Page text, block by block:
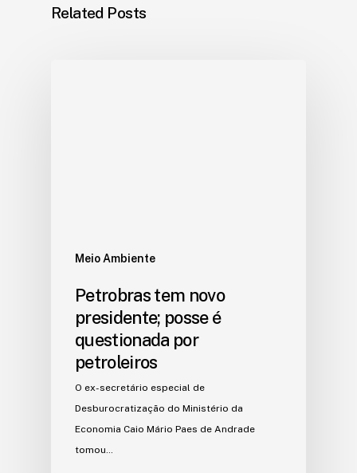
Related Posts
Meio Ambiente
Petrobras tem novo
presidente; posse é
questionada por
petroleiros
O ex-secretário especial de
Desburocratização do Ministério da
Economia Caio Mário Paes de Andrade
tomou…